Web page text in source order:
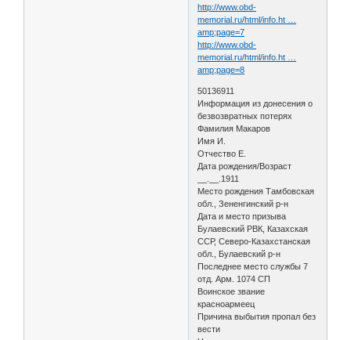
http://www.obd-
memorial.ru/html/info.ht …
amp;page=7
http://www.obd-
memorial.ru/html/info.ht …
amp;page=8
50136911
Информация из донесения о
безвозвратных потерях
Фамилия Макаров
Имя И.
Отчество Е.
Дата рождения/Возраст
__.__.1911
Место рождения Тамбовская
обл., Зененгинский р-н
Дата и место призыва
Булаевский РВК, Казахская
ССР, Северо-Казахстанская
обл., Булаевский р-н
Последнее место службы 7
отд. Арм. 1074 СП
Воинское звание
красноармеец
Причина выбытия пропал без
вести